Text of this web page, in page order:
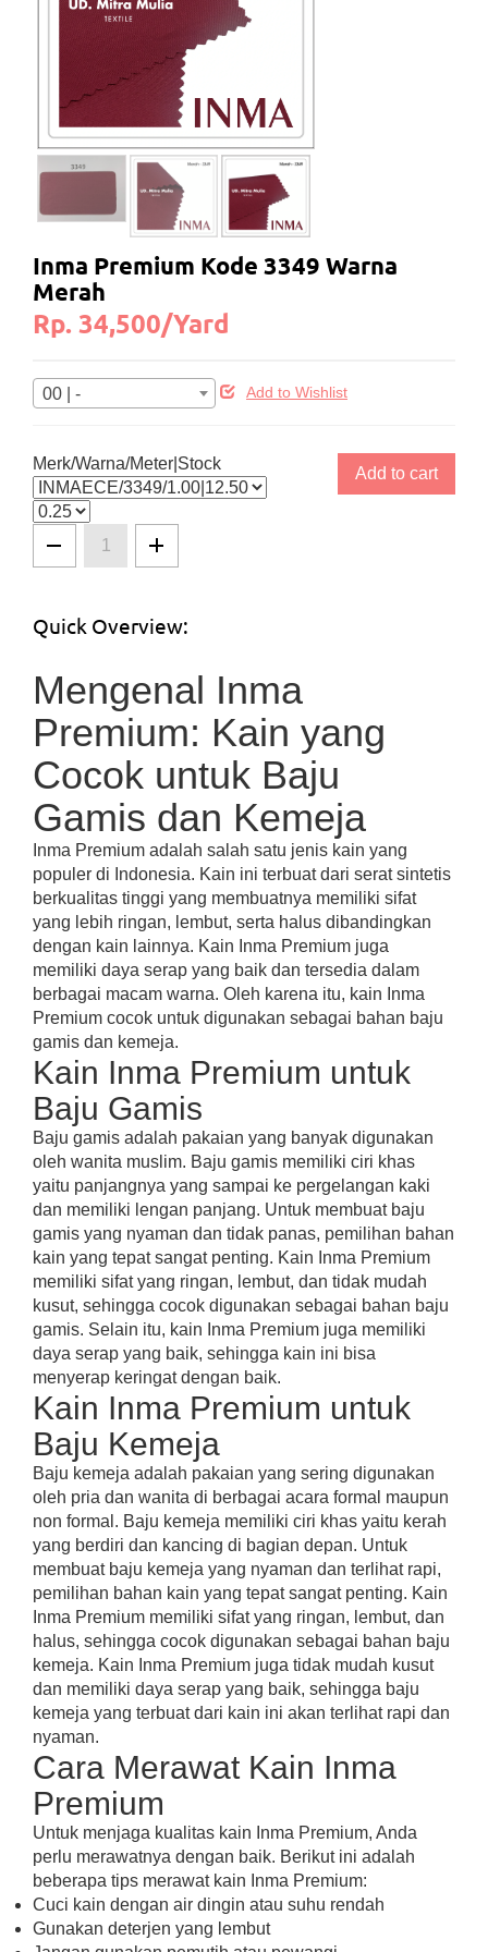
Inma Premium Kode 3349 Warna
Merah
Rp. 34,500/Yard
00 | - Add to Wishlist
Merk/Warna/Meter|Stock
Add to cart
Quick Overview:
Mengenal Inma
Premium: Kain yang
Cocok untuk Baju
Gamis dan Kemeja
Inma Premium adalah salah satu jenis kain yang
populer di Indonesia. Kain ini terbuat dari serat sintetis
berkualitas tinggi yang membuatnya memiliki sifat
yang lebih ringan, lembut, serta halus dibandingkan
dengan kain lainnya. Kain Inma Premium juga
memiliki daya serap yang baik dan tersedia dalam
berbagai macam warna. Oleh karena itu, kain Inma
Premium cocok untuk digunakan sebagai bahan baju
gamis dan kemeja.
Kain Inma Premium untuk
Baju Gamis
Baju gamis adalah pakaian yang banyak digunakan
oleh wanita muslim. Baju gamis memiliki ciri khas
yaitu panjangnya yang sampai ke pergelangan kaki
dan memiliki lengan panjang. Untuk membuat baju
gamis yang nyaman dan tidak panas, pemilihan bahan
kain yang tepat sangat penting. Kain Inma Premium
memiliki sifat yang ringan, lembut, dan tidak mudah
kusut, sehingga cocok digunakan sebagai bahan baju
gamis. Selain itu, kain Inma Premium juga memiliki
daya serap yang baik, sehingga kain ini bisa
menyerap keringat dengan baik.
Kain Inma Premium untuk
Baju Kemeja
Baju kemeja adalah pakaian yang sering digunakan
oleh pria dan wanita di berbagai acara formal maupun
non formal. Baju kemeja memiliki ciri khas yaitu kerah
yang berdiri dan kancing di bagian depan. Untuk
membuat baju kemeja yang nyaman dan terlihat rapi,
pemilihan bahan kain yang tepat sangat penting. Kain
Inma Premium memiliki sifat yang ringan, lembut, dan
halus, sehingga cocok digunakan sebagai bahan baju
kemeja. Kain Inma Premium juga tidak mudah kusut
dan memiliki daya serap yang baik, sehingga baju
kemeja yang terbuat dari kain ini akan terlihat rapi dan
nyaman.
Cara Merawat Kain Inma
Premium
Untuk menjaga kualitas kain Inma Premium, Anda
perlu merawatnya dengan baik. Berikut ini adalah
beberapa tips merawat kain Inma Premium:
Cuci kain dengan air dingin atau suhu rendah
Gunakan deterjen yang lembut